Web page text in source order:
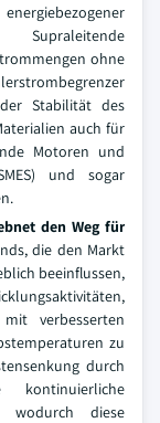
ohne
Stabilität des
auch für
Motoren und
und sogar
den Weg für
die den Markt
beeinflussen,
verbesserten
zu
durch
kontinuierliche
wodurch diese